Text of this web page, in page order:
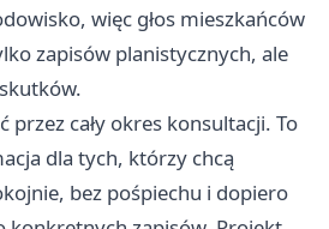
więc głos mieszkańców
zapisów planistycznych, ale
przez cały okres konsultacji. To
dla tych, którzy chcą
bez pośpiechu i dopiero